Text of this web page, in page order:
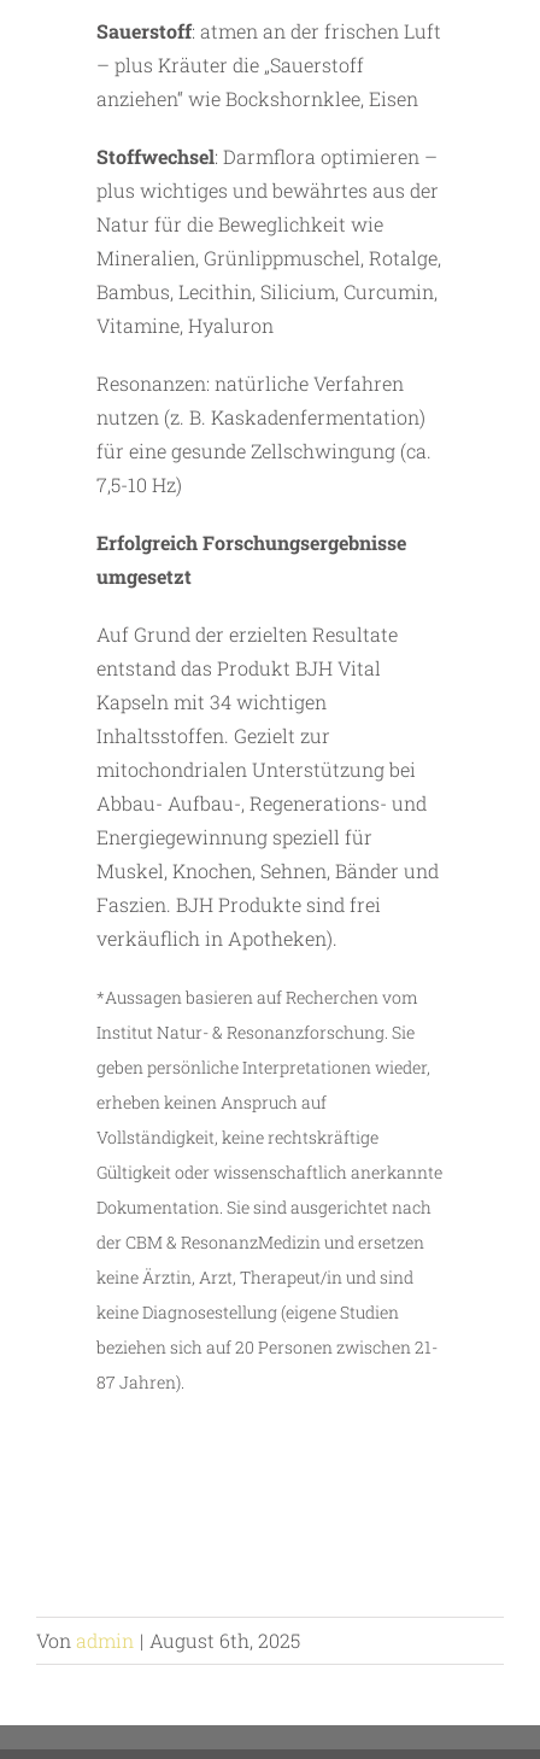
Sauerstoff: atmen an der frischen Luft
– plus Kräuter die „Sauerstoff
anziehen“ wie Bockshornklee, Eisen
Stoffwechsel: Darmflora optimieren –
plus wichtiges und bewährtes aus der
Natur für die Beweglichkeit wie
Mineralien, Grünlippmuschel, Rotalge,
Bambus, Lecithin, Silicium, Curcumin,
Vitamine, Hyaluron
Resonanzen: natürliche Verfahren
nutzen (z. B. Kaskadenfermentation)
für eine gesunde Zellschwingung (ca.
7,5-10 Hz)
Erfolgreich Forschungsergebnisse
umgesetzt
Auf Grund der erzielten Resultate
entstand das Produkt BJH Vital
Kapseln mit 34 wichtigen
Inhaltsstoffen. Gezielt zur
mitochondrialen Unterstützung bei
Abbau- Aufbau-, Regenerations- und
Energiegewinnung speziell für
Muskel, Knochen, Sehnen, Bänder und
Faszien. BJH Produkte sind frei
verkäuflich in Apotheken).
*Aussagen basieren auf Recherchen vom
Institut Natur- & Resonanzforschung. Sie
geben persönliche Interpretationen wieder,
erheben keinen Anspruch auf
Vollständigkeit, keine rechtskräftige
Gültigkeit oder wissenschaftlich anerkannte
Dokumentation. Sie sind ausgerichtet nach
der CBM & ResonanzMedizin und ersetzen
keine Ärztin, Arzt, Therapeut/in und sind
keine Diagnosestellung (eigene Studien
beziehen sich auf 20 Personen zwischen 21-
87 Jahren).
Vonadmin | August 6th, 2025